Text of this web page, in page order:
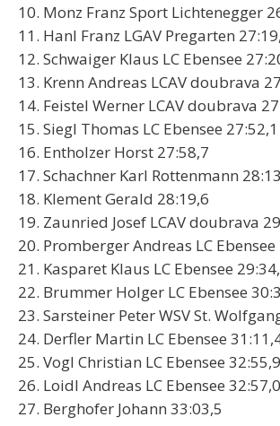
10. Monz Franz Sport Lichtenegger
11. Hanl Franz LGAV Pregarten
12. Schwaiger Klaus LC Ebensee
13. Krenn Andreas LCAV doubrava
14. Feistel Werner LCAV doubrava
15. Siegl Thomas LC Ebensee 27:52,1
16. Entholzer Horst 27:58,7
17. Schachner Karl Rottenmann
18. Klement Gerald 28:19,6
19. Zaunried Josef LCAV doubrava
20. Promberger Andreas LC Ebensee
21. Kasparet Klaus LC Ebensee
22. Brummer Holger LC Ebensee
23. Sarsteiner Peter WSV St.
24. Derfler Martin LC Ebensee
25. Vogl Christian LC Ebensee 32:55,9
26. Loidl Andreas LC Ebensee 32:57,0
27. Berghofer Johann 33:03,5